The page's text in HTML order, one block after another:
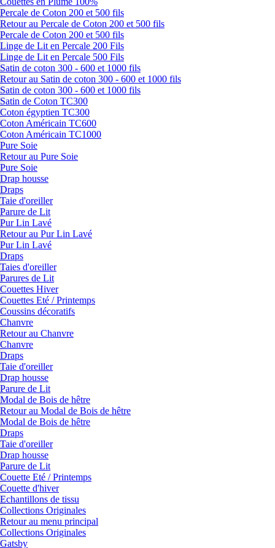
Percale de Coton 200 et 500 fils
Retour au Percale de Coton 200 et 500 fils
Percale de Coton 200 et 500 fils
Linge de Lit en Percale 200 Fils
Linge de Lit en Percale 500 Fils
Satin de coton 300 - 600 et 1000 fils
Retour au Satin de coton 300 - 600 et 1000 fils
Satin de coton 300 - 600 et 1000 fils
Satin de Coton TC300
Coton égyptien TC300
Coton Américain TC600
Coton Américain TC1000
Pure Soie
Retour au Pure Soie
Pure Soie
Drap housse
Draps
Taie d'oreiller
Parure de Lit
Pur Lin Lavé
Retour au Pur Lin Lavé
Pur Lin Lavé
Draps
Taies d'oreiller
Parures de Lit
Couettes Hiver
Couettes Eté / Printemps
Coussins décoratifs
Chanvre
Retour au Chanvre
Chanvre
Draps
Taie d'oreiller
Drap housse
Parure de Lit
Modal de Bois de hêtre
Retour au Modal de Bois de hêtre
Modal de Bois de hêtre
Draps
Taie d'oreiller
Drap housse
Parure de Lit
Couette Eté / Printemps
Couette d'hiver
Echantillons de tissu
Collections Originales
Retour au menu principal
Collections Originales
Gatsby